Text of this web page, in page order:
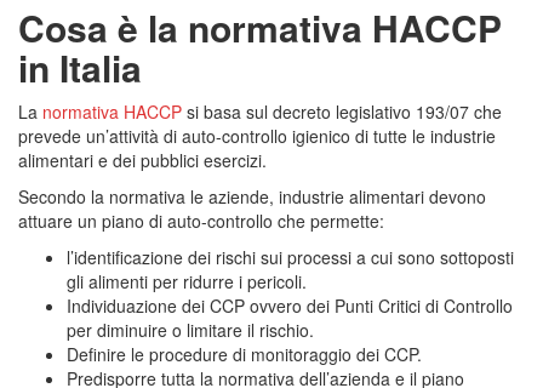
Cosa è la normativa HACCP
in Italia
La normativa HACCP si basa sul decreto legislativo 193/07 che
prevede un’attività di auto-controllo igienico di tutte le industrie
alimentari e dei pubblici esercizi.
Secondo la normativa le aziende, industrie alimentari devono
attuare un piano di auto-controllo che permette:
l’identificazione dei rischi sui processi a cui sono sottoposti
gli alimenti per ridurre i pericoli.
Individuazione dei CCP ovvero dei Punti Critici di Controllo
per diminuire o limitare il rischio.
Definire le procedure di monitoraggio dei CCP.
Predisporre tutta la normativa dell’azienda e il piano